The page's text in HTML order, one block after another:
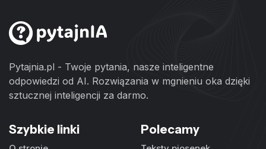
Pytajnia.pl - Twoje pytania, nasze inteligentne
odpowiedzi od AI. Rozwiązania w mgnieniu oka dzięki
sztucznej inteligencji za darmo.
Szybkie linki Polecamy